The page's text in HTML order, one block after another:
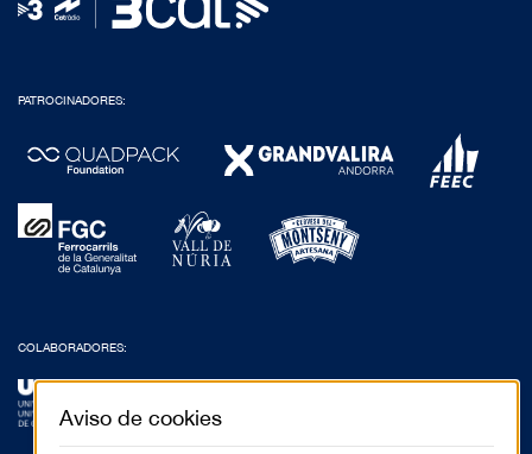
PATROCINADORES:
COLABORADORES:
Aviso de cookies